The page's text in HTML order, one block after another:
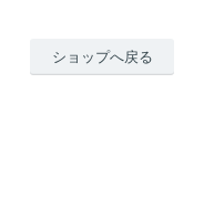
ショップへ戻る